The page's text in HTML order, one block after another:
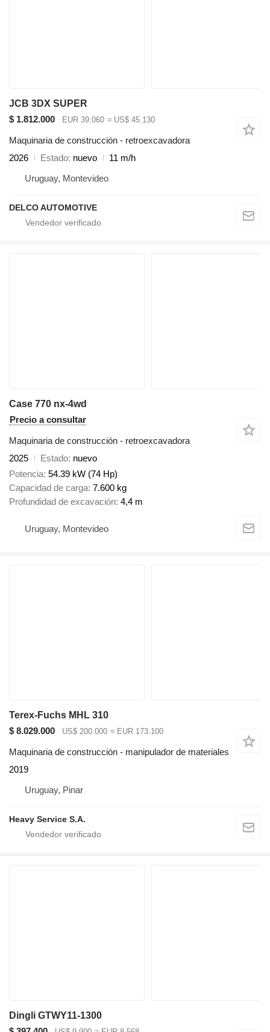
JCB 3DX SUPER
$ 1.812.000
EUR 39.060 ≈ US$ 45.130
Maquinaria de construcción - retroexcavadora
2026
Estado nuevo
11 m/h
Uruguay, Montevideo
DELCO AUTOMOTIVE
Case 770 nx-4wd
Precio a consultar
Maquinaria de construcción - retroexcavadora
2025
Estado nuevo
Potencia 54.39 kW (74 Hp)
Capacidad de carga 7.600 kg
Profundidad de excavación 4,4 m
Uruguay, Montevideo
Terex-Fuchs MHL 310
$ 8.029.000
US$ 200.000 ≈ EUR 173.100
Maquinaria de construcción - manipulador de materiales
2019
Uruguay, Pinar
Heavy Service S.A.
Dingli GTWY11-1300